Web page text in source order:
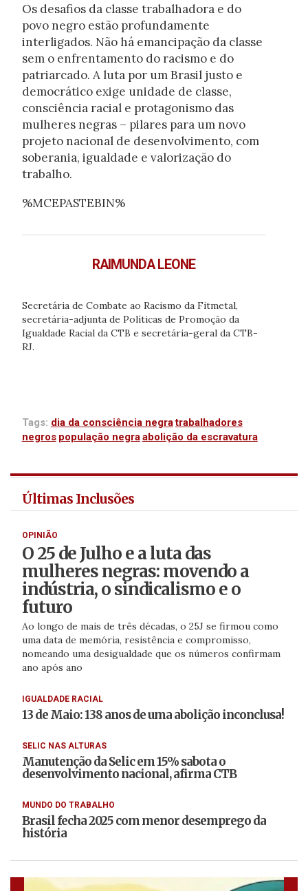
Os desafios da classe trabalhadora e do
povo negro estão profundamente
interligados. Não há emancipação da classe
sem o enfrentamento do racismo e do
patriarcado. A luta por um Brasil justo e
democrático exige unidade de classe,
consciência racial e protagonismo das
mulheres negras – pilares para um novo
projeto nacional de desenvolvimento, com
soberania, igualdade e valorização do
trabalho.
%MCEPASTEBIN%
RAIMUNDA LEONE
Secretária de Combate ao Racismo da Fitmetal,
secretária-adjunta de Políticas de Promoção da
Igualdade Racial da CTB e secretária-geral da CTB-
RJ.
Tags: dia da consciência negratrabalhadores
negros população negraabolição da escravatura
Últimas Inclusões
OPINIÃO
O 25 de Julho e a luta das
mulheres negras: movendo a
indústria, o sindicalismo e o
futuro
Ao longo de mais de três décadas, o 25J se firmou como
uma data de memória, resistência e compromisso,
nomeando uma desigualdade que os números confirmam
ano após ano
IGUALDADE RACIAL
13 de Maio: 138 anos de uma abolição inconclusa!
SELIC NAS ALTURAS
Manutenção da Selic em 15% sabota o
desenvolvimento nacional, afirma CTB
MUNDO DO TRABALHO
Brasil fecha 2025 com menor desemprego da
história